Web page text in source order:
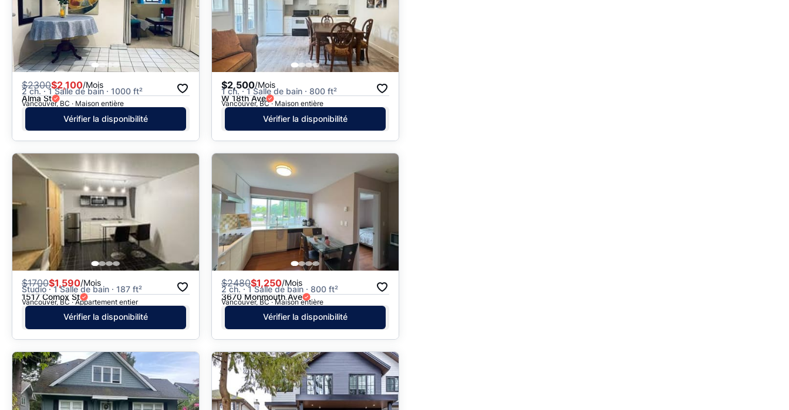
$2300$2,100/Mois
2 ch. · 1 Salle de bain · 1000 ft²
Alma St
Vancouver, BC · Maison entière
Vérifier la disponibilité
$2,500/Mois
1 ch. · 1 Salle de bain · 800 ft²
W 18th Ave
Vancouver, BC · Maison entière
Vérifier la disponibilité
$1700$1,590/Mois
Studio · 1 Salle de bain · 187 ft²
1517 Comox St
Vancouver, BC · Appartement entier
Vérifier la disponibilité
$2480$1,250/Mois
2 ch. · 1 Salle de bain · 800 ft²
3670 Monmouth Ave
Vancouver, BC · Maison entière
Vérifier la disponibilité